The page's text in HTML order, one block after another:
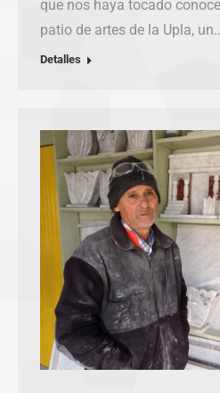
que nos haya tocado
patio de artes de la Upla,
Detalles